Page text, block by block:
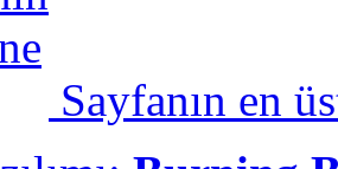
Sayfanın en